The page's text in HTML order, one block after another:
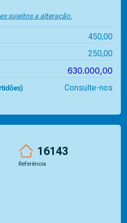
sujeitos a alteração.
450,00
250,00
630.000,00
Consulte-nos
16143
Referência